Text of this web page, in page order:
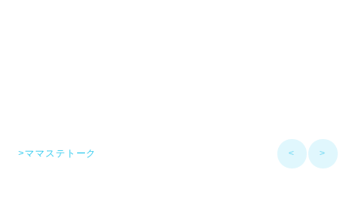
>ママステトーク < >